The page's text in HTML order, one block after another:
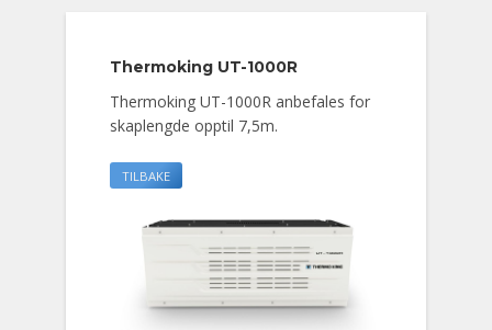
Thermoking UT-1000R
Thermoking UT-1000R anbefales for
skaplengde opptil 7,5m.
TILBAKE